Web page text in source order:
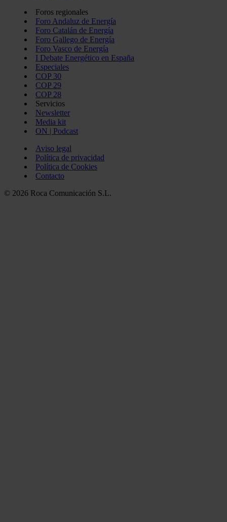
Foros regionales
Foro Andaluz de Energía
Foro Catalán de Energía
Foro Gallego de Energía
Foro Vasco de Energía
I Debate Energético en España
Especiales
COP 30
COP 29
COP 28
Servicios
Newsletter
Media kit
ON | Podcast
Aviso legal
Política de privacidad
Política de Cookies
Contacto
© 2026 Roca Comunicación S.L.